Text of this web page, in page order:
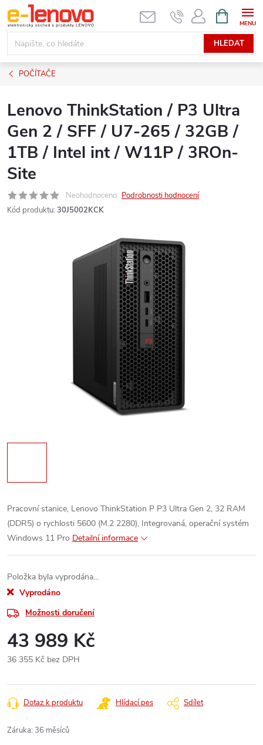
Přejít
na
obsah
HLEDAT
NÁKUPNÍ
KOŠÍK
POČÍTAČE
Lenovo ThinkStation / P3 Ultra
Gen 2 / SFF / U7-265 / 32GB /
1TB / Intel int / W11P / 3ROn-
Site
Neohodnoceno Podrobnosti hodnocení
Kód produktu: 30J5002KCK
Pracovní stanice, Lenovo ThinkStation P P3 Ultra Gen 2, 32 RAM
(DDR5) o rychlosti 5600 (M.2 2280), Integrovaná, operační systém
Windows 11 Pro Detailní informace
Položka byla vyprodána…
Vyprodáno
Možnosti doručení
43 989 Kč
36 355 Kč bez DPH
cena:
Dotaz k produktu Hlídací pes Sdílet
Záruka: 36 měsíců